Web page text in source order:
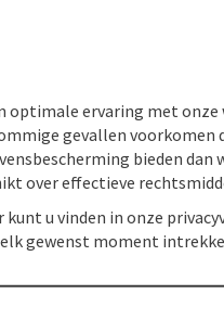
optimale ervaring met
gevallen voorkomen
bieden
over effectieve
u vinden in onze
gewenst moment